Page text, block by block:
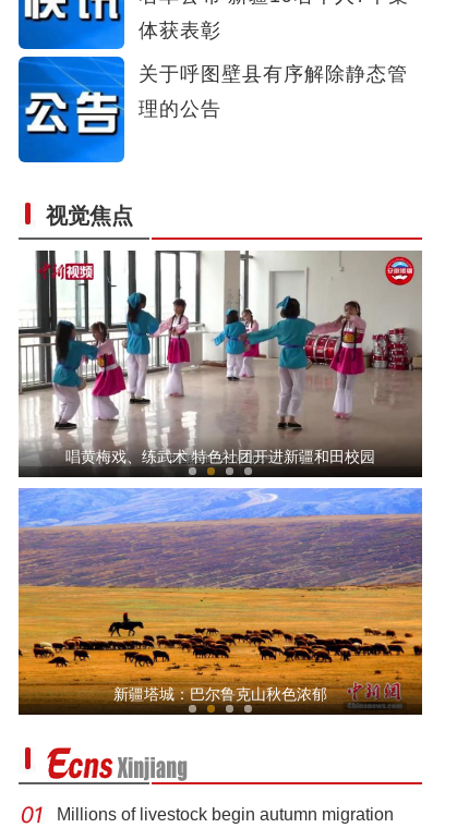
体获表彰
关于呼图壁县有序解除静态管
理的公告
视觉焦点
2022年前7个月阿拉山口口岸通行3500余列中欧
唱黄梅戏、练武术 特色社团开进新疆和田校园
20万只牛羊秋季转场新疆移民管理警察全程护
新疆塔城：巴尔鲁克山秋色浓郁
Millions of livestock begin autumn migration